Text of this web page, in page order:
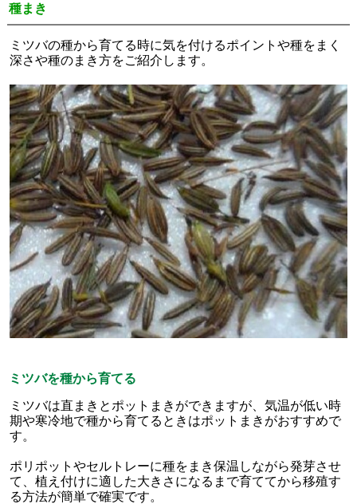
種まき
ミツバの種から育てる時に気を付けるポイントや種をまく
深さや種のまき方をご紹介します。
ミツバを種から育てる
ミツバは直まきとポットまきができますが、気温が低い時
期や寒冷地で種から育てるときはポットまきがおすすめで
す。
ポリポットやセルトレーに種をまき保温しながら発芽させ
て、植え付けに適した大きさになるまで育ててから移殖す
る方法が簡単で確実です。